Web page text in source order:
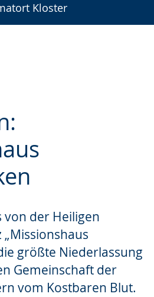
Kloster
von der Heiligen
größte Niederlassung
Gemeinschaft der
vom Kostbaren Blut.